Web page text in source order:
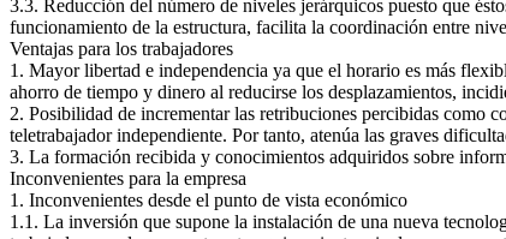
3.3. Reducción del número de niveles jerárquicos puesto que
funcionamiento de la estructura, facilita la coordinación entre
Ventajas para los trabajadores
1. Mayor libertad e independencia ya que el horario es más
ahorro de tiempo y dinero al reducirse los desplazamientos,
2. Posibilidad de incrementar las retribuciones percibidas como
teletrabajador independiente. Por tanto, atenúa las graves
3. La formación recibida y conocimientos adquiridos sobre
Inconvenientes para la empresa
1. Inconvenientes desde el punto de vista económico
1.1. La inversión que supone la instalación de una nueva